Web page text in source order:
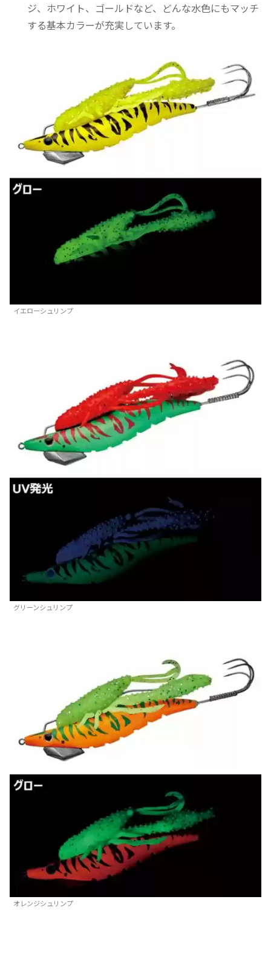
ジ、ホワイト、ゴールドなど、どんな水色にもマッチ
する基本カラーが充実しています。
イエローシュリンプ
グリーンシュリンプ
オレンジシュリンプ